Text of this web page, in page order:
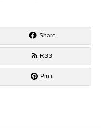
Share
RSS
Pin it